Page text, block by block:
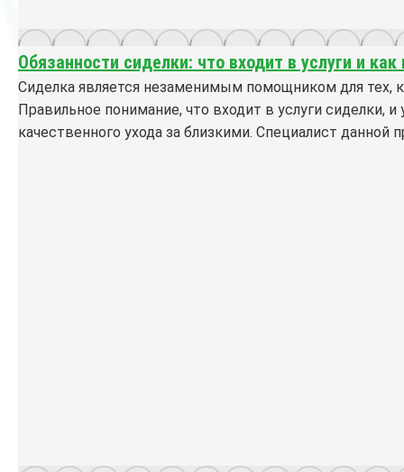
Обязанности сиделки: что входит в услуги и
Сиделка является незаменимым помощником для тех,
Правильное понимание, что входит в услуги
качественного ухода за близкими. Специалист